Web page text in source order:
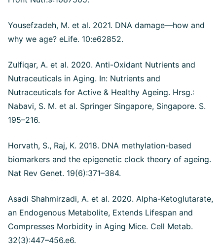
Yousefzadeh, M. et al. 2021. DNA damage—how and
why we age? eLife. 10:e62852.
Zulfiqar, A. et al. 2020. Anti-Oxidant Nutrients and
Nutraceuticals in Aging. In: Nutrients and
Nutraceuticals for Active & Healthy Ageing. Hrsg.:
Nabavi, S. M. et al. Springer Singapore, Singapore. S.
195–216.
Horvath, S., Raj, K. 2018. DNA methylation-based
biomarkers and the epigenetic clock theory of ageing.
Nat Rev Genet. 19(6):371–384.
Asadi Shahmirzadi, A. et al. 2020. Alpha-Ketoglutarate,
an Endogenous Metabolite, Extends Lifespan and
Compresses Morbidity in Aging Mice. Cell Metab.
32(3):447–456.e6.